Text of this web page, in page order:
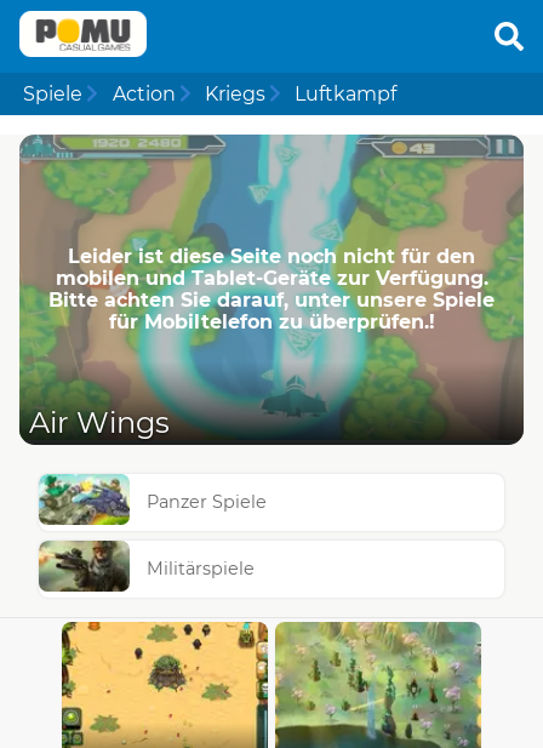
Spiele Action Kriegs Luftkampf
Leider ist diese Seite noch nicht für den
mobilen und Tablet-Geräte zur Verfügung.
Bitte achten Sie darauf, unter unsere Spiele
für Mobiltelefon zu überprüfen.!
Air Wings
Panzer Spiele
Militärspiele